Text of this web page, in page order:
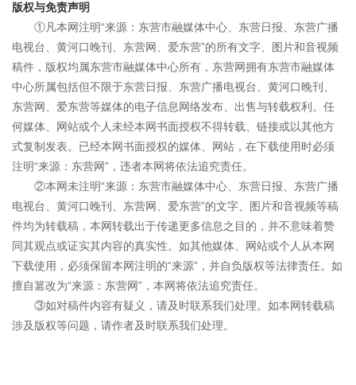
版权与免责声明
①凡本网注明“来源：东营市融媒体中心、东营日报、东营广播
电视台、黄河口晚刊、东营网、爱东营”的所有文字、图片和音视频
稿件，版权均属东营市融媒体中心所有，东营网拥有东营市融媒体
中心所属包括但不限于东营日报、东营广播电视台、黄河口晚刊、
东营网、爱东营等媒体的电子信息网络发布、出售与转载权利。任
何媒体、网站或个人未经本网书面授权不得转载、链接或以其他方
式复制发表。已经本网书面授权的媒体、网站，在下载使用时必须
注明“来源：东营网”，违者本网将依法追究责任。
②本网未注明“来源：东营市融媒体中心、东营日报、东营广播
电视台、黄河口晚刊、东营网、爱东营”的文字、图片和音视频等稿
件均为转载稿，本网转载出于传递更多信息之目的，并不意味着赞
同其观点或证实其内容的真实性。如其他媒体、网站或个人从本网
下载使用，必须保留本网注明的“来源”，并自负版权等法律责任。如
擅自篡改为“来源：东营网”，本网将依法追究责任。
③如对稿件内容有疑义，请及时联系我们处理。如本网转载稿
涉及版权等问题，请作者及时联系我们处理。